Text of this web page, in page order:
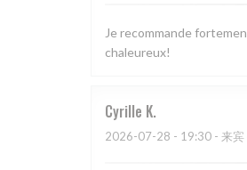
Je recommande
chaleureux!
Cyrille K
2026-07-28 - 19:30 - 来宾